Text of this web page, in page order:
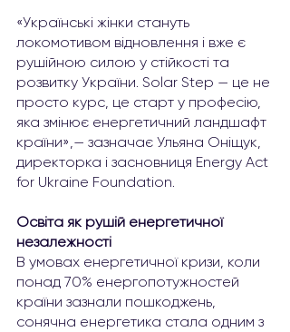
«Українські жінки стануть
локомотивом відновлення і вже є
рушійною силою у стійкості та
розвитку України. Solar Step — це не
просто курс, це старт у професію,
яка змінює енергетичний ландшафт
країни»,— зазначає Ульяна Оніщук,
директорка і засновниця Energy Act
for Ukraine Foundation.
Освіта як рушій енергетичної
незалежності
В умовах енергетичної кризи, коли
понад 70% енергопотужностей
країни зазнали пошкоджень,
сонячна енергетика стала одним з